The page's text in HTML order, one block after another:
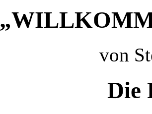
von
Die